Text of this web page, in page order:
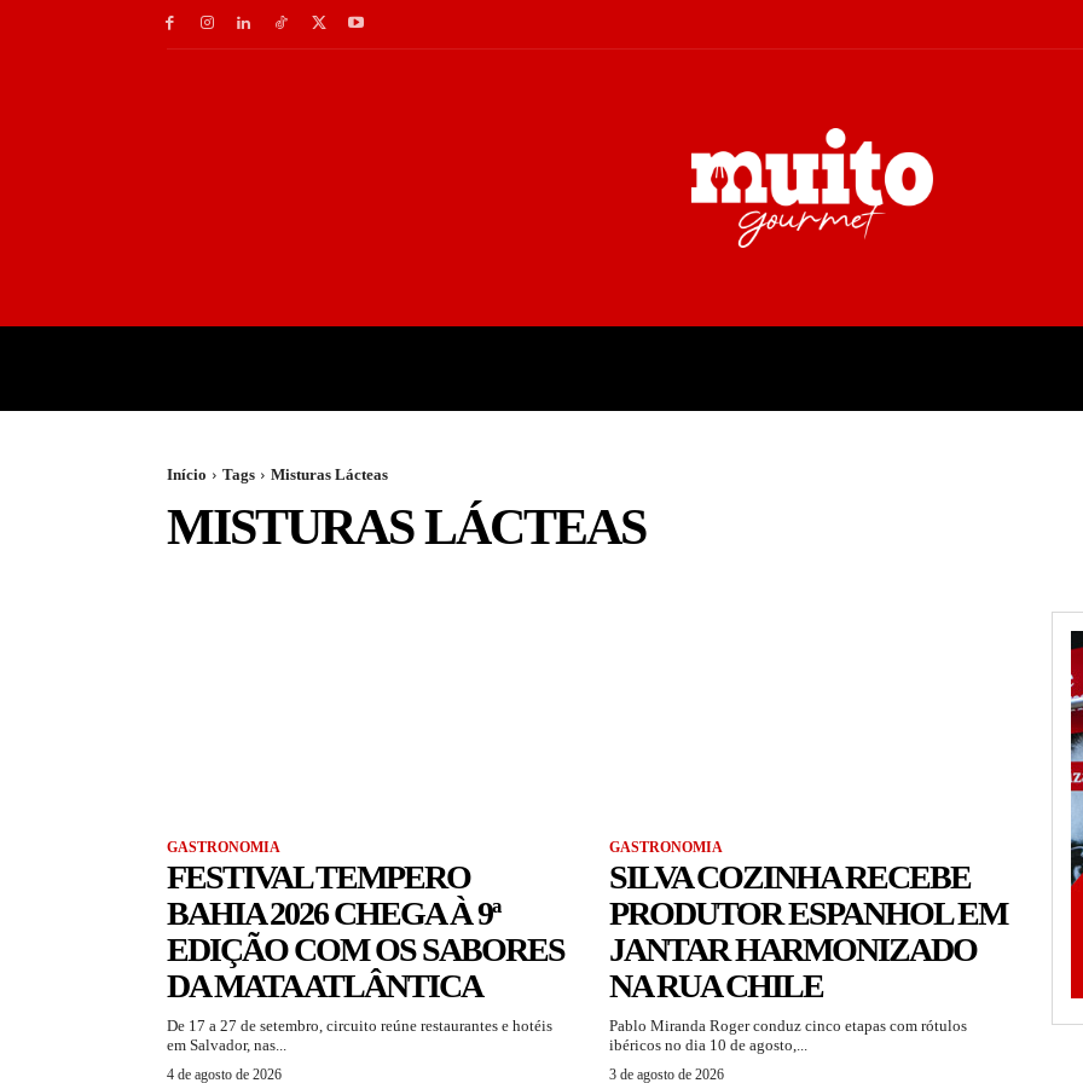
Início Tags Misturas Lácteas
MISTURAS LÁCTEAS
GASTRONOMIA
FESTIVAL TEMPERO
BAHIA 2026 CHEGA À 9ª
EDIÇÃO COM OS SABORES
DA MATA ATLÂNTICA
De 17 a 27 de setembro, circuito reúne restaurantes e hotéis
em Salvador, nas...
4 de agosto de 2026
GASTRONOMIA
SILVA COZINHA RECEBE
PRODUTOR ESPANHOL EM
JANTAR HARMONIZADO
NA RUA CHILE
Pablo Miranda Roger conduz cinco etapas com rótulos
ibéricos no dia 10 de agosto,...
3 de agosto de 2026